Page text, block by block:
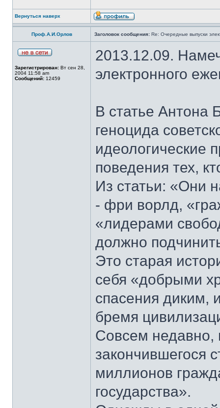
Вернуться наверх
Проф.А.И.Орлов Заголовок сообщения: Re: Очередные выпуски
Зарегистрирован: Вт сен 28,
2004 11:58 am
Сообщений: 12459
2013.12.09.
электронного
В статье Антона
геноцида
идеологические
поведения тех,
Из статьи: «Они
- фри ворлд,
«лидерами
должно
Это старая
себя «добрыми
спасения
бремя
Совсем недавно,
закончившегося
миллионов
государства».